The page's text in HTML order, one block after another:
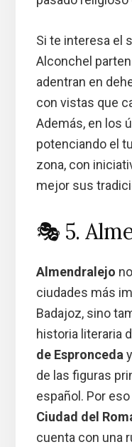
Si te interesa el
Alconchel
adentran en
con vistas que
Además, en los
potenciando el
zona, con
mejor sus
🎭 5.
Almendralejo
ciudades más
Badajoz, sino
historia literaria
de Espronceda y
de las figuras
español. Por
Ciudad del
cuenta con una